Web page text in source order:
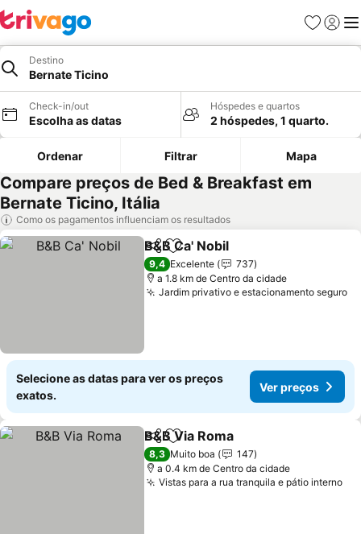
Favoritos
Iniciar
Destino
Bernate Ticino
Check-in/out
Escolha as datas
Hóspedes e quartos
2 hóspedes, 1 quarto.
Ordenar Filtrar Mapa
Compare preços de Bed & Breakfast em
Bernate Ticino, Itália
Como os pagamentos influenciam os resultados
PartilharAdicionar aos favoritos
B&B Ca' Nobil
9,4 Excelente
737
a 1.8 km de Centro da cidade
Jardim privativo e estacionamento seguro
Selecione as datas para ver os preços
exatos.
Ver preços
PartilharAdicionar aos favoritos
B&B Via Roma
8,3 Muito boa
147
a 0.4 km de Centro da cidade
Vistas para a rua tranquila e pátio interno